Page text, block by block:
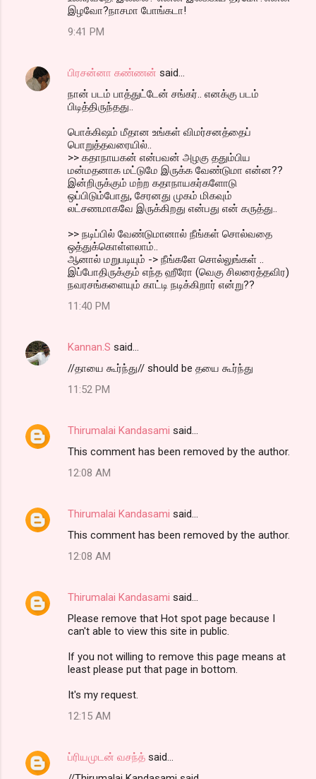
இழவோ?நாசமா போங்கடா!
9:41 PM
பிரசன்னா கண்ணன் said…
நான் படம் பாத்துட்டேன் சங்கர்.. எனக்கு படம்
பிடித்திருந்தது..
பொக்கிஷம் மீதான உங்கள் விமர்சனத்தைப்
பொறுத்தவரையில்..
>> கதாநாயகன் என்பவன் அழகு ததும்பிய
மன்மதனாக மட்டுமே இருக்க வேண்டுமா என்ன??
இன்றிருக்கும் மற்ற கதாநாயகர்களோடு
ஒப்பிடும்போது, சேரனது முகம் மிகவும்
லட்சணமாகவே இருக்கிறது என்பது என் கருத்து..
>> நடிப்பில் வேண்டுமானால் நீங்கள் சொல்வதை
ஒத்துக்கொள்ளலாம்..
ஆனால் மறுபடியும் -> நீங்களே சொல்லுங்கள் ..
இப்போதிருக்கும் எந்த ஹீரோ (வெகு சிலரைத்தவிர)
நவரசங்களையும் காட்டி நடிக்கிறார் என்று??
11:40 PM
Kannan.S said…
//தாயை கூர்ந்து// should be தயை கூர்ந்து
11:52 PM
Thirumalai Kandasami said…
This comment has been removed by the author.
12:08 AM
Thirumalai Kandasami said…
This comment has been removed by the author.
12:08 AM
Thirumalai Kandasami said…
Please remove that Hot spot page because I
can't able to view this site in public.
If you not willing to remove this page means at
least please put that page in bottom.
It's my request.
12:15 AM
ப்ரியமுடன் வசந்த் said…